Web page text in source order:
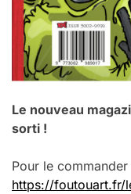
Le nouveau
sorti !
Pour le
https://foutouart.fr/